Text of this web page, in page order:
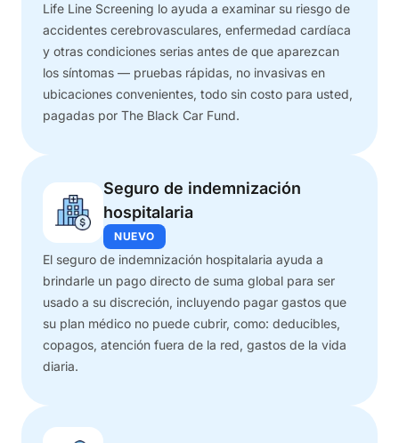
Life Line Screening lo ayuda a examinar su riesgo de
accidentes cerebrovasculares, enfermedad cardíaca
y otras condiciones serias antes de que aparezcan
los síntomas — pruebas rápidas, no invasivas en
ubicaciones convenientes, todo sin costo para usted,
pagadas por The Black Car Fund.
Seguro de indemnización
hospitalaria
NUEVO
El seguro de indemnización hospitalaria ayuda a
brindarle un pago directo de suma global para ser
usado a su discreción, incluyendo pagar gastos que
su plan médico no puede cubrir, como: deducibles,
copagos, atención fuera de la red, gastos de la vida
diaria.